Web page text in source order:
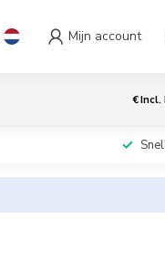
Mijn account
€Incl.